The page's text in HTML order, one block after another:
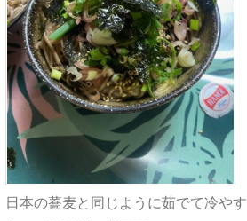
日本の蕎麦と同じように茹でて冷やす